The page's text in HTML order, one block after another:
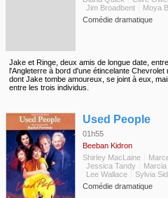
Jim Broadbent
Moya
Comédie dramatique
Jake et Ringe, deux amis de longue date,
l'Angleterre à bord d'une étincelante
dont Jake tombe amoureux, se joint à eux,
entre les trois individus.
Used People
01h55
Beeban Kidron
Shirley MacLaine
Jessica Tandy
Lee Wallace
Sylvia
Comédie dramatique